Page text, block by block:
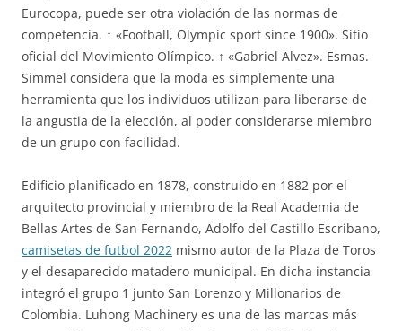
Eurocopa, puede ser otra violación de las normas de
competencia. ↑ «Football, Olympic sport since 1900». Sitio
oficial del Movimiento Olímpico. ↑ «Gabriel Alvez». Esmas.
Simmel considera que la moda es simplemente una
herramienta que los individuos utilizan para liberarse de
la angustia de la elección, al poder considerarse miembro
de un grupo con facilidad.
Edificio planificado en 1878, construido en 1882 por el
arquitecto provincial y miembro de la Real Academia de
Bellas Artes de San Fernando, Adolfo del Castillo Escribano,
camisetas de futbol 2022 mismo autor de la Plaza de Toros
y el desaparecido matadero municipal. En dicha instancia
integró el grupo 1 junto San Lorenzo y Millonarios de
Colombia. Luhong Machinery es una de las marcas más